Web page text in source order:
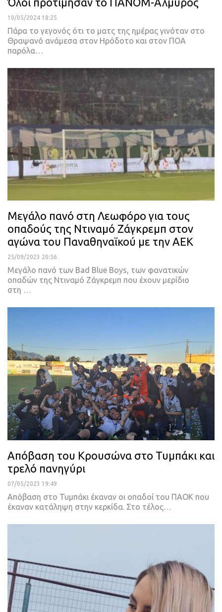
10/05/2024 18:25
Πάρα το γεγονός ότι το ματς της ημέρας γινόταν στο
Θραψανό ανάμεσα στον Ηρόδοτο και στον ΠΟΑ
παρόλα…
Μεγάλο πανό στη Λεωφόρο για τους
οπαδούς της Ντιναμό Ζάγκρεμπ στον
αγώνα του Παναθηναϊκού με την ΑΕΚ
25/09/2023 20:56
Μεγάλο πανό των Bad Blue Boys, των φανατικών
οπαδών της Ντιναμό Ζάγκρεμπ που έχουν μερίδιο
στη …
Απόβαση του Κρουσώνα στο Τυμπάκι και
τρελό πανηγύρι
07/05/2023 19:49
Απόβαση στο Τυμπάκι έκαναν οι οπαδοί του ΠΑΟΚ που
έκαναν κατάληψη στην κερκίδα. Στο τέλος